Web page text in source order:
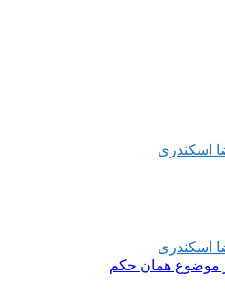
اسکندری
اسکندری
موضوع همان حکم